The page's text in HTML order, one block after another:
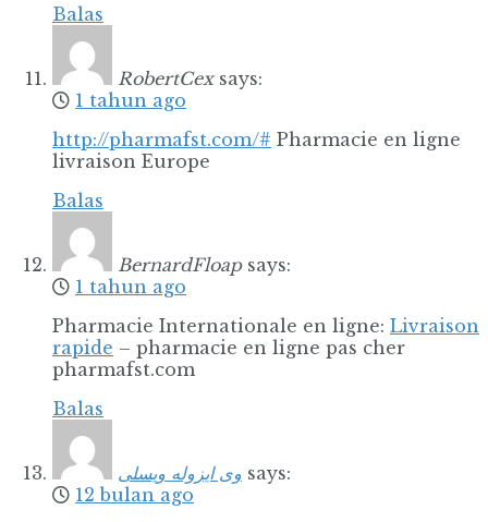
Balas
RobertCex says:
1 tahun ago
http://pharmafst.com/# Pharmacie en ligne
livraison Europe
Balas
BernardFloap says:
1 tahun ago
Pharmacie Internationale en ligne: Livraison
rapide – pharmacie en ligne pas cher
pharmafst.com
Balas
وی ایزوله ویسلی says:
12 bulan ago